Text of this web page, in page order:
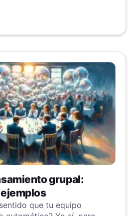
grupal:
que tu equipo